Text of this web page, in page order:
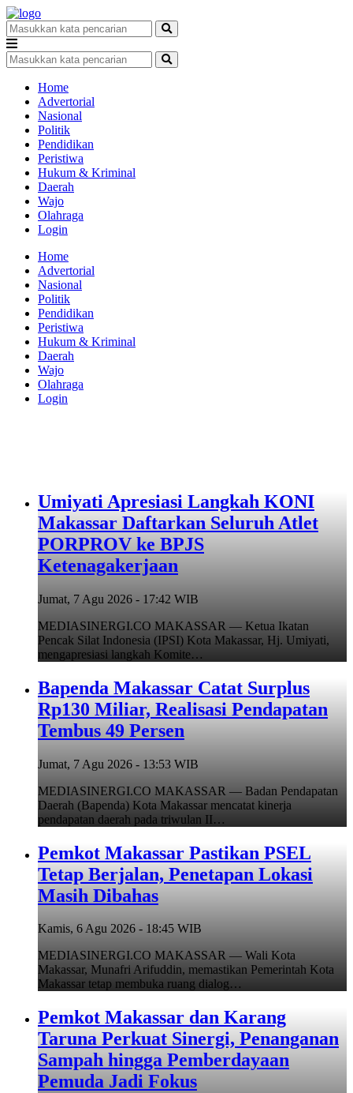
Home
Advertorial
Nasional
Politik
Pendidikan
Peristiwa
Hukum & Kriminal
Daerah
Wajo
Olahraga
Login
Home
Advertorial
Nasional
Politik
Pendidikan
Peristiwa
Hukum & Kriminal
Daerah
Wajo
Olahraga
Login
Umiyati Apresiasi Langkah KONI
Makassar Daftarkan Seluruh Atlet
PORPROV ke BPJS
Ketenagakerjaan
Jumat, 7 Agu 2026 - 17:42 WIB
MEDIASINERGI.CO MAKASSAR — Ketua Ikatan
Pencak Silat Indonesia (IPSI) Kota Makassar, Hj. Umiyati,
mengapresiasi langkah Komite…
Bapenda Makassar Catat Surplus
Rp130 Miliar, Realisasi Pendapatan
Tembus 49 Persen
Jumat, 7 Agu 2026 - 13:53 WIB
MEDIASINERGI.CO MAKASSAR — Badan Pendapatan
Daerah (Bapenda) Kota Makassar mencatat kinerja
pendapatan daerah pada triwulan II…
Pemkot Makassar Pastikan PSEL
Tetap Berjalan, Penetapan Lokasi
Masih Dibahas
Kamis, 6 Agu 2026 - 18:45 WIB
MEDIASINERGI.CO MAKASSAR — Wali Kota
Makassar, Munafri Arifuddin, memastikan Pemerintah Kota
Makassar tetap membuka ruang dialog…
Pemkot Makassar dan Karang
Taruna Perkuat Sinergi, Penanganan
Sampah hingga Pemberdayaan
Pemuda Jadi Fokus